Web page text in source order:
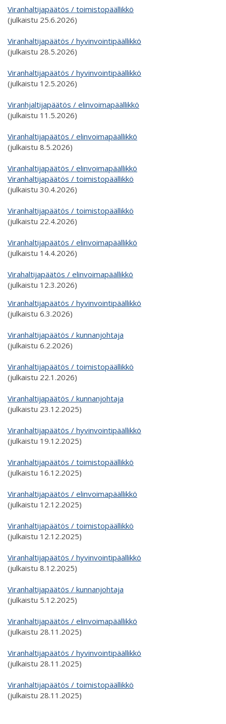
Viranhaltijapäätös / toimistopäällikkö
(julkaistu 25.6.2026)
Viranhaltijapäätös / hyvinvointipäällikkö
(julkaistu 28.5.2026)
Viranhaltijapäätös / hyvinvointipäällikkö
(julkaistu 12.5.2026)
Viranhjaltijapäätös / elinvoimapäällikkö
(julkaistu 11.5.2026)
Viranhaltijapäätös / elinvoimapäällikkö
(julkaistu 8.5.2026)
Viranhaltijapäätös / elinvoimapäällikkö
Viranhaltijapäätös / toimistopäällikkö
(julkaistu 30.4.2026)
Viranhaltijapäätös / toimistopäällikkö
(julkaistu 22.4.2026)
Viranhaltijapäätös / elinvoimapäällikkö
(julkaistu 14.4.2026)
Virahaltijapäätös / elinvoimapäällikkö
(julkaistu 12.3.2026)
Viranhaltijapäätös / hyvinvointipäällikkö
(julkaistu 6.3.2026)
Viranhaltijapäätös / kunnanjohtaja
(julkaistu 6.2.2026)
Viranhaltijapäätös / toimistopäällikkö
(julkaistu 22.1.2026)
Viranhaltijapäätös / kunnanjohtaja
(julkaistu 23.12.2025)
Viranhaltijapäätös / hyvinvointipäällikkö
(julkaistu 19.12.2025)
Viranhaltijapäätös / toimistopäällikkö
(julkaistu 16.12.2025)
Viranhaltijapäätös / elinvoimapäällikkö
(julkaistu 12.12.2025)
Viranhaltijapäätös / toimistopäällikkö
(julkaistu 12.12.2025)
Viranhaltijapäätös / hyvinvointipäällikkö
(julkaistu 8.12.2025)
Viranhaltijapäätös / kunnanjohtaja
(julkaistu 5.12.2025)
Viranhaltijapäätös / elinvoimapäällikkö
(julkaistu 28.11.2025)
Viranhaltijapäätös / hyvinvointipäällikkö
(julkaistu 28.11.2025)
Viranhaltijapäätös / toimistopäällikkö
(julkaistu 28.11.2025)